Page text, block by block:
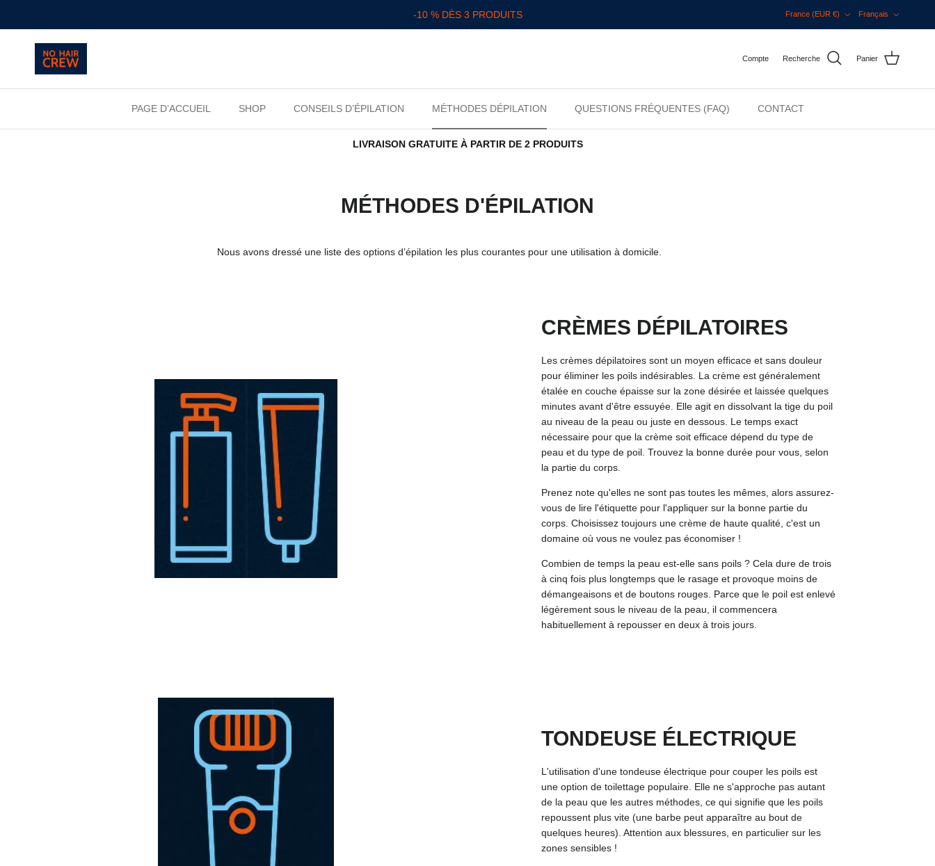
-10 % DÈS 3 PRODUITS
France (EUR €)
Français
Compte Recherche Panier
PAGE D’ACCUEIL SHOP CONSEILS D’ÉPILATION MÉTHODES DÉPILATION QUESTIONS FRÉQUENTES (FAQ) CONTACT
LIVRAISON GRATUITE À PARTIR DE 2 PRODUITS
MÉTHODES D'ÉPILATION
Nous avons dressé une liste des options d’épilation les plus courantes pour une utilisation à domicile.
CRÈMES DÉPILATOIRES
Les crèmes dépilatoires sont un moyen efficace et sans douleur
pour éliminer les poils indésirables. La crème est généralement
étalée en couche épaisse sur la zone désirée et laissée quelques
minutes avant d'être essuyée. Elle agit en dissolvant la tige du poil
au niveau de la peau ou juste en dessous. Le temps exact
nécessaire pour que la crème soit efficace dépend du type de
peau et du type de poil. Trouvez la bonne durée pour vous, selon
la partie du corps.
Prenez note qu'elles ne sont pas toutes les mêmes, alors assurez-
vous de lire l'étiquette pour l'appliquer sur la bonne partie du
corps. Choisissez toujours une crème de haute qualité, c'est un
domaine où vous ne voulez pas économiser !
Combien de temps la peau est-elle sans poils ? Cela dure de trois
à cinq fois plus longtemps que le rasage et provoque moins de
démangeaisons et de boutons rouges. Parce que le poil est enlevé
légèrement sous le niveau de la peau, il commencera
habituellement à repousser en deux à trois jours.
TONDEUSE ÉLECTRIQUE
L'utilisation d'une tondeuse électrique pour couper les poils est
une option de toilettage populaire. Elle ne s'approche pas autant
de la peau que les autres méthodes, ce qui signifie que les poils
repoussent plus vite (une barbe peut apparaître au bout de
quelques heures). Attention aux blessures, en particulier sur les
zones sensibles !